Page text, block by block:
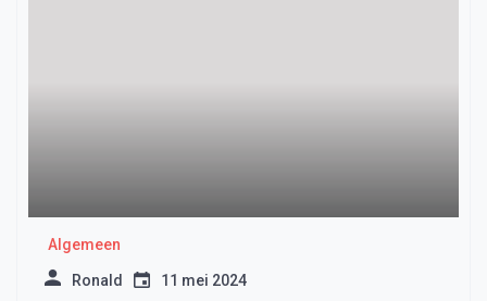
Algemeen
Ronald 11 mei 2024